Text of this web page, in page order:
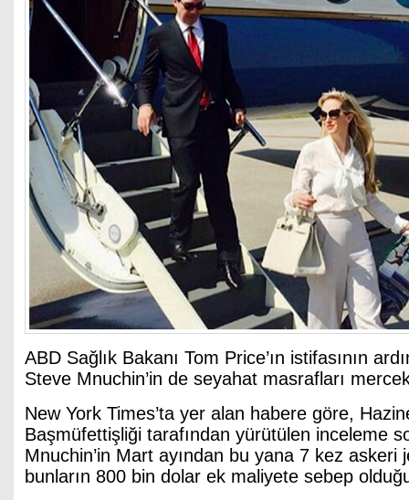
ABD Sağlık Bakanı Tom Price’ın istifasının
Steve Mnuchin’in de seyahat masrafları mercek
New York Times’ta yer alan habere göre,
Başmüfettişliği tarafından yürütülen inceleme
Mnuchin’in Mart ayından bu yana 7 kez askeri
bunların 800 bin dolar ek maliyete sebep